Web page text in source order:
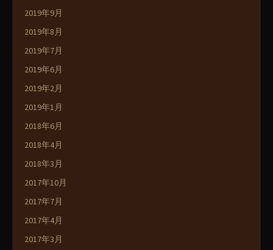
2019年9月
2019年8月
2019年7月
2019年6月
2019年2月
2019年1月
2018年6月
2018年4月
2018年3月
2017年10月
2017年7月
2017年4月
2017年3月